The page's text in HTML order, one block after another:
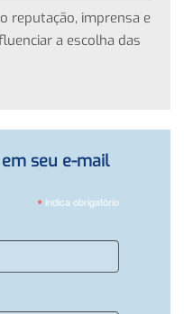
reputação, imprensa e
a escolha das
seu e-mail
*indica obrigatório